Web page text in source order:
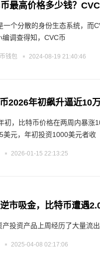
最高价格多少钱？
一个分散的身份生态系统，而
编调查得知，CVC币
钱包 2024-08-19 21:40:46
初，比特币价格在两周内暴涨
美元，年初投资1000美元者收
2026-01-15 22:13:25
市吸金，比特币遭遇
产投资产品上周经历了大量流
2025-04-08 02:17:06